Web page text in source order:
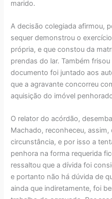
marido.
A decisão colegiada afirmou,
sequer demonstrou o
própria, e que constou da
prendas do lar. Também
documento foi juntado aos
que a agravante concorreu
aquisição do imóvel
O relator do acórdão,
Machado, reconheceu,
circunstância, e por isso a
penhora na forma requerida
ressaltou que a dívida foi
e portanto não há dúvida de
ainda que indiretamente, foi